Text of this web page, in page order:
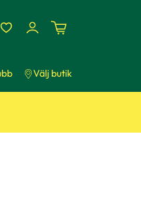
Välj butik